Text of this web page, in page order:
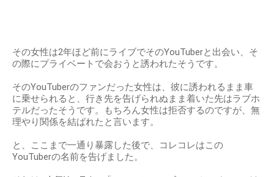
その女性は2年ほど前にライブでそのYouTuberと出会い、そ
の際にプライベートで会おうと誘われたそうです。
そのYouTuberのファンだった女性は、彼に誘われるまま車
に乗せられると、行き先を告げられぬまま着いた先はラブホ
テルだったそうです。もちろん女性は拒否するのですが、無
理やり関係を結ばれたと言います。
と、ここまで一通り暴露した後で、コレコレはこの
YouTuberの名前を告げました。